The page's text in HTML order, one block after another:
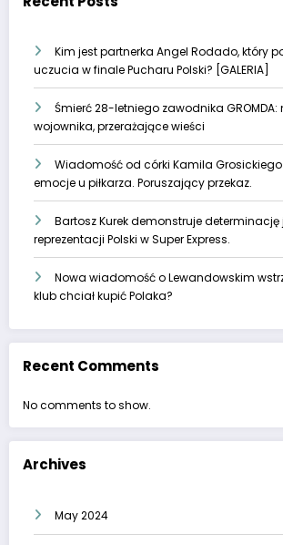
Kim jest partnerka Angel Rodado, który
uczucia w finale Pucharu Polski? [GALERIA]
Śmierć 28-letniego zawodnika GROMDA:
wojownika, przerażające wieści
Wiadomość od córki Kamila Grosickiego
emocje u piłkarza. Poruszający przekaz.
Bartosz Kurek demonstruje
reprezentacji Polski w Super Express.
Nowa wiadomość o Lewandowskim
klub chciał kupić Polaka?
Recent Comments
No comments to show.
Archives
May 2024